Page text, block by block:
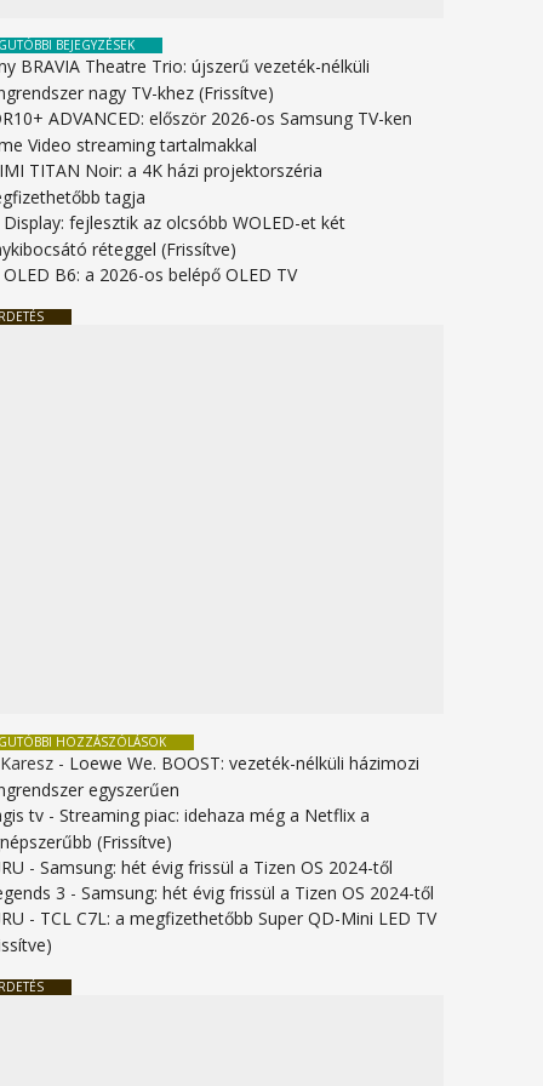
BEJEGYZÉSEK
BRAVIA Theatre Trio: újszerű vezeték-nélküli
nagy TV-khez (Frissítve)
ADVANCED: először 2026-os Samsung TV-ken
Video streaming tartalmakkal
TITAN Noir: a 4K házi projektorszéria
tagja
Display: fejlesztik az olcsóbb WOLED-et két
réteggel (Frissítve)
OLED B6: a 2026-os belépő OLED TV
HOZZÁSZÓLÁSOK
- Loewe We. BOOST: vezeték-nélküli házimozi
egyszerűen
tv -Streaming piac: idehaza még a Netflix a
(Frissítve)
-Samsung: hét évig frissül a Tizen OS 2024-től
3 -Samsung: hét évig frissül a Tizen OS 2024-től
- TCL C7L: a megfizethetőbb Super QD-Mini LED TV